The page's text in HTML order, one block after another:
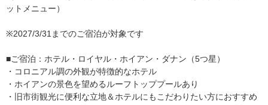
ットメニュー）
※2027/3/31までのご宿泊が対象です
■ご宿泊：ホテル・ロイヤル・ホイアン・ダナン（5つ星）
・コロニアル調の外観が特徴的なホテル
・ホイアンの景色を望めるルーフトッププールあり
・旧市街観光に便利な立地＆ホテルにもこだわりたい方におすすめ